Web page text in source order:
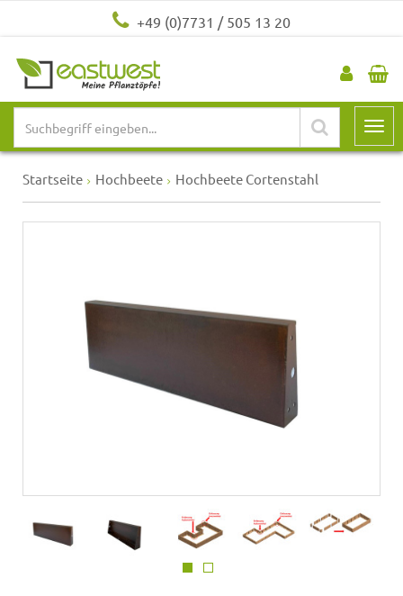
+49 (0)7731 / 505 13 20
Startseite Hochbeete Hochbeete Cortenstahl